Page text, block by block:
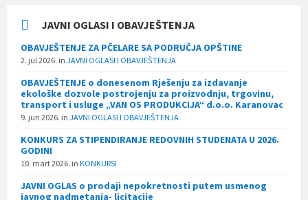
JAVNI OGLASI I OBAVJEŠTENJA
OBAVJEŠTENJE ZA PČELARE SA PODRUČJA OPŠTINE
2. jul 2026. in JAVNI OGLASI I OBAVJEŠTENJA
OBAVJEŠTENJE o donesenom Rješenju za izdavanje
ekološke dozvole postrojenju za proizvodnju, trgovinu,
transport i usluge „VAN OS PRODUKCIJA“ d.o.o. Karanovac
9. jun 2026. in JAVNI OGLASI I OBAVJEŠTENJA
KONKURS ZA STIPENDIRANJE REDOVNIH STUDENATA U 2026.
GODINI
10. mart 2026. in KONKURSI
JAVNI OGLAS o prodaji nepokretnosti putem usmenog
javnog nadmetanja- licitacije